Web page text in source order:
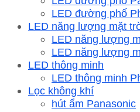
LED đường phố
LED năng lượng mặt
LED năng lượng
LED năng lượng
LED thông minh
LED thông minh
Lọc không khí
hút ẩm Panasonic